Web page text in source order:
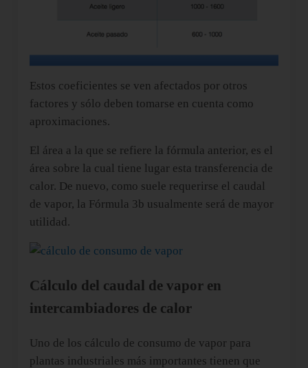
Estos coeficientes se ven afectados por otros
factores y sólo deben tomarse en cuenta como
aproximaciones.
El área a la que se refiere la fórmula anterior, es el
área sobre la cual tiene lugar esta transferencia de
calor. De nuevo, como suele requerirse el caudal
de vapor, la Fórmula 3b usualmente será de mayor
utilidad.
Cálculo del caudal de vapor en
intercambiadores de calor
Uno de los cálculo de consumo de vapor para
plantas industriales más importantes tienen que